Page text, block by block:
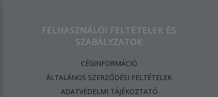
FELHASZNÁLÓI FELTÉTELEK ÉS
SZABÁLYZATOK
CÉGINFORMÁCIÓ
ÁLTALÁNOS SZERZŐDÉSI FELTÉTELEK
ADATVÉDELMI TÁJÉKOZTATÓ